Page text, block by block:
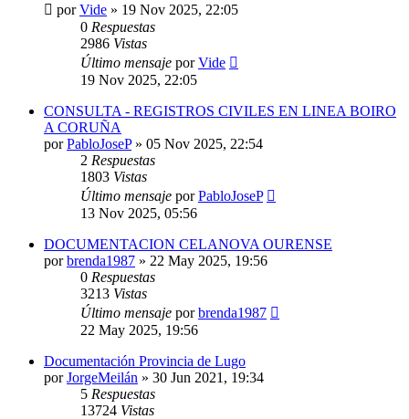
porVide » 19 Nov 2025, 22:05
0 Respuestas
2986 Vistas
Último mensaje porVide
19 Nov 2025, 22:05
CONSULTA - REGISTROS CIVILES EN LINEA BOIRO
A CORUÑA
porPabloJoseP» 05 Nov 2025, 22:54
2 Respuestas
1803 Vistas
Último mensaje porPabloJoseP
13 Nov 2025, 05:56
DOCUMENTACION CELANOVA OURENSE
porbrenda1987 » 22 May 2025, 19:56
0 Respuestas
3213 Vistas
Último mensaje porbrenda1987
22 May 2025, 19:56
Documentación Provincia de Lugo
porJorgeMeilán » 30 Jun 2021, 19:34
5 Respuestas
13724 Vistas